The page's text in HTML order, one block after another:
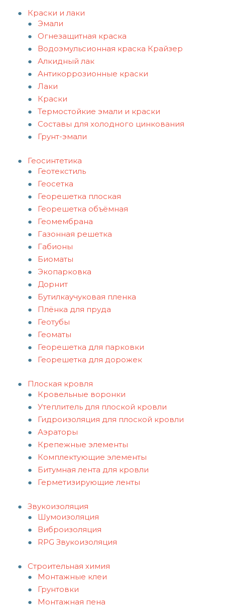
Краски и лаки
Эмали
Огнезащитная краска
Водоэмульсионная краска Крайзер
Алкидный лак
Антикоррозионные краски
Лаки
Краски
Термостойкие эмали и краски
Составы для холодного цинкования
Грунт-эмали
Геосинтетика
Геотекстиль
Геосетка
Георешетка плоская
Георешетка объёмная
Геомембрана
Газонная решетка
Габионы
Биоматы
Экопарковка
Дорнит
Бутилкаучуковая пленка
Плёнка для пруда
Геотубы
Геоматы
Георешетка для парковки
Георешетка для дорожек
Плоская кровля
Кровельные воронки
Утеплитель для плоской кровли
Гидроизоляция для плоской кровли
Аэраторы
Крепежные элементы
Комплектующие элементы
Битумная лента для кровли
Герметизирующие ленты
Звукоизоляция
Шумоизоляция
Виброизоляция
RPG Звукоизоляция
Строительная химия
Монтажные клеи
Грунтовки
Монтажная пена